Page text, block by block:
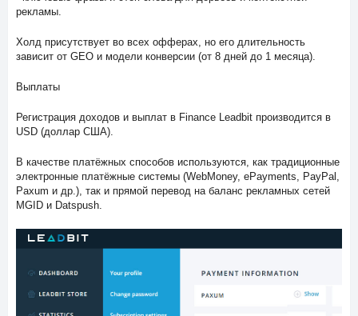
рекламы.
Холд присутствует во всех офферах, но его длительность
зависит от GEO и модели конверсии (от 8 дней до 1 месяца).
Выплаты
Регистрация доходов и выплат в Finance Leadbit производится в
USD (доллар США).
В качестве платёжных способов используются, как традиционные
электронные платёжные системы (WebMoney, ePayments, PayPal,
Paxum и др.), так и прямой перевод на баланс рекламных сетей
MGID и Datspush.